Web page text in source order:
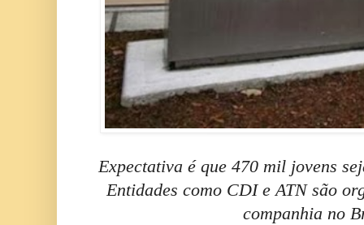
Expectativa é que 470 mil jovens
Entidades como CDI e ATN são
companhia no